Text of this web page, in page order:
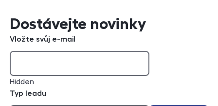
Dostávejte novinky
Vložte svůj e-mail
Hidden
Typ leadu